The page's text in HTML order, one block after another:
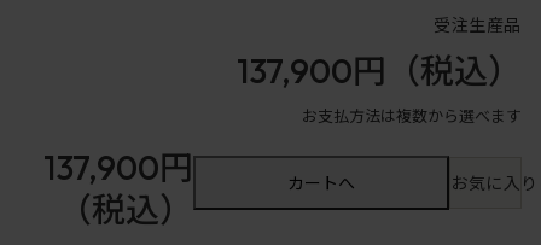
受注生産品
137,900円 （税込）
お支払方法は複数から選べます
137,900円
（税込）
カートへ お気に入